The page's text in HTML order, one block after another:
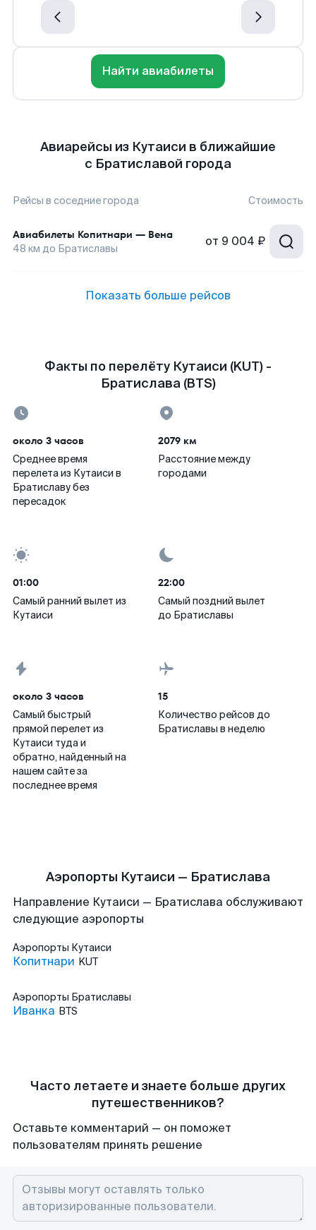
Найти авиабилеты
Авиарейсы из Кутаиси в ближайшие
с Братиславой города
Рейсы в соседние города Стоимость
Авиабилеты Копитнари — Вена
48 км до Братиславы от 9 004 ₽
Показать больше рейсов
Факты по перелёту Кутаиси (KUT) -
Братислава (BTS)
около 3 часов
Среднее время
перелета из Кутаиси в
Братиславу без
пересадок
2079 км
Расстояние между
городами
01:00
Самый ранний вылет из
Кутаиси
22:00
Самый поздний вылет
до Братиславы
около 3 часов
Самый быстрый
прямой перелет из
Кутаиси туда и
обратно, найденный на
нашем сайте за
последнее время
15
Количество рейсов до
Братиславы в неделю
Аэропорты Кутаиси — Братислава
Направление Кутаиси — Братислава обслуживают
следующие аэропорты
Аэропорты Кутаиси
Копитнари KUT
Аэропорты Братиславы
Иванка BTS
Часто летаете и знаете больше других
путешественников?
Оставьте комментарий — он поможет
пользователям принять решение